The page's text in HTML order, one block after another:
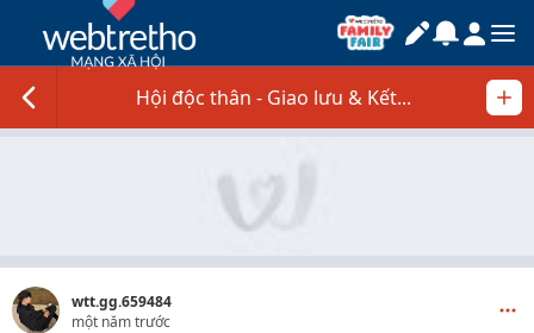
Hội độc thân - Giao lưu & Kết...
wtt.gg.659484
một năm trước